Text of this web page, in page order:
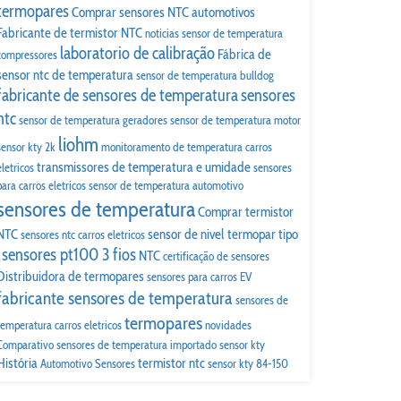
Comprar sensores NTC automotivos
de termistor NTCnoticiassensor de temperatura
laboratorio de calibração Fábrica de
ntc de temperaturasensor de temperatura bulldog
de sensores de temperaturasensores
sensor de temperatura geradoressensor de temperatura motor
kty 2k liohm monitoramento de temperatura carros
transmissores de temperatura e umidadesensores
carros eletricossensor de temperatura automotivo
de temperaturaComprar termistor
sensores ntc carros eletricossensor de nivel termopar tipo
sensores pt100 3 fios NTCcertificação de sensores
de termoparessensores para carros EV
sensores de temperatura sensores de
carros eletricostermoparesnovidades
sensores de temperatura importadosensor kty
AutomotivoSensorestermistor ntcsensor kty 84-150